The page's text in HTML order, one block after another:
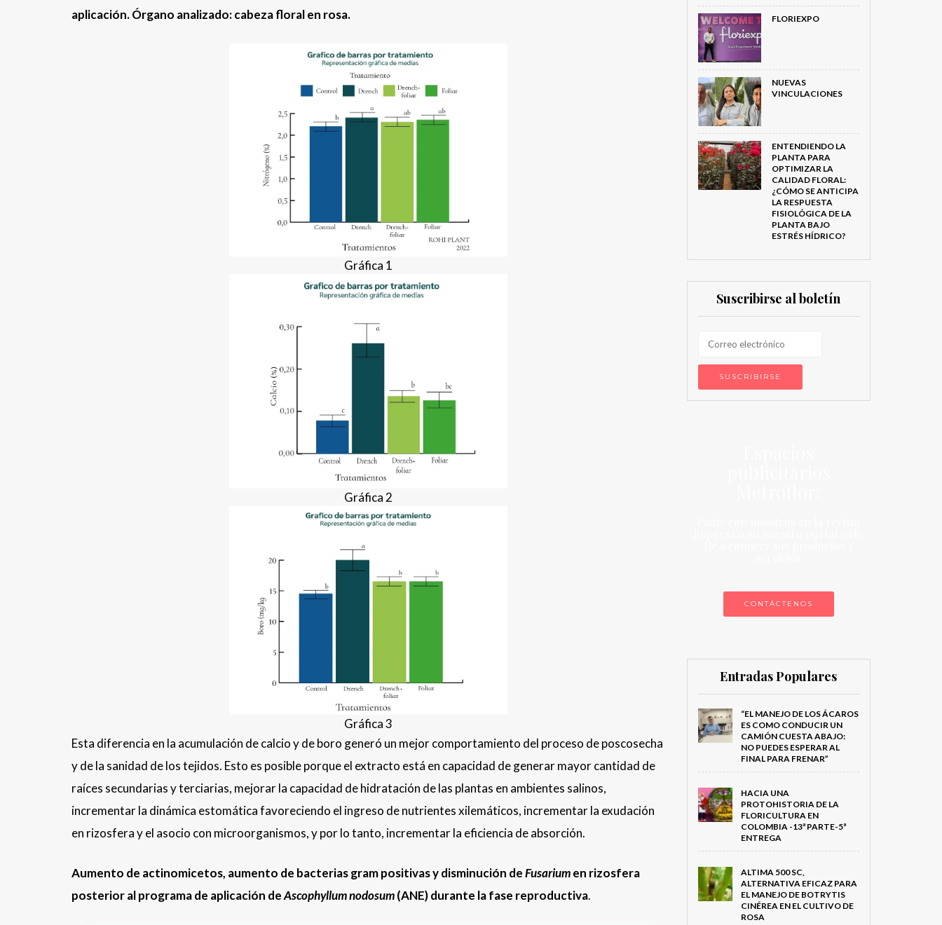
aplicación. Órgano analizado: cabeza floral en rosa.
Gráfica 1
Gráfica 2
Gráfica 3
Esta diferencia en la acumulación de calcio y de boro generó un mejor comportamiento del proceso de poscosecha
y de la sanidad de los tejidos. Esto es posible porque el extracto está en capacidad de generar mayor cantidad de
raíces secundarias y terciarias, mejorar la capacidad de hidratación de las plantas en ambientes salinos,
incrementar la dinámica estomática favoreciendo el ingreso de nutrientes xilemáticos, incrementar la exudación
en rizosfera y el asocio con microorganismos, y por lo tanto, incrementar la eficiencia de absorción.
Aumento de actinomicetos, aumento de bacterias gram positivas y disminución deFusariumen rizosfera
posterior al programa de aplicación deAscophyllum nodosum(ANE) durante la fase reproductiva.
FLORIEXPO
NUEVAS
VINCULACIONES
ENTENDIENDO LA
PLANTA PARA
OPTIMIZAR LA
CALIDAD FLORAL:
¿CÓMO SE ANTICIPA
LA RESPUESTA
FISIOLÓGICA DE LA
PLANTA BAJO
ESTRÉS HÍDRICO?
Suscribirse al boletín
CONTÁCTENOS
Entradas Populares
“EL MANEJO DE LOS ÁCAROS
ES COMO CONDUCIR UN
CAMIÓN CUESTA ABAJO:
NO PUEDES ESPERAR AL
FINAL PARA FRENAR”
HACIA UNA
PROTOHISTORIA DE LA
FLORICULTURA EN
COLOMBIA -13ª PARTE-5ª
ENTREGA
ALTIMA 500 SC,
ALTERNATIVA EFICAZ PARA
EL MANEJO DE BOTRYTIS
CINÉREA EN EL CULTIVO DE
ROSA